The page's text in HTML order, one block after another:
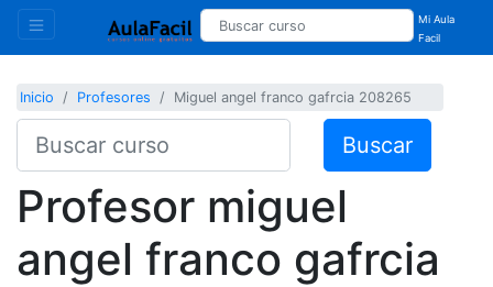
Mi Aula
Facil
Inicio Profesores Miguel angel franco gafrcia 208265
Buscar
Profesor miguel
angel franco gafrcia